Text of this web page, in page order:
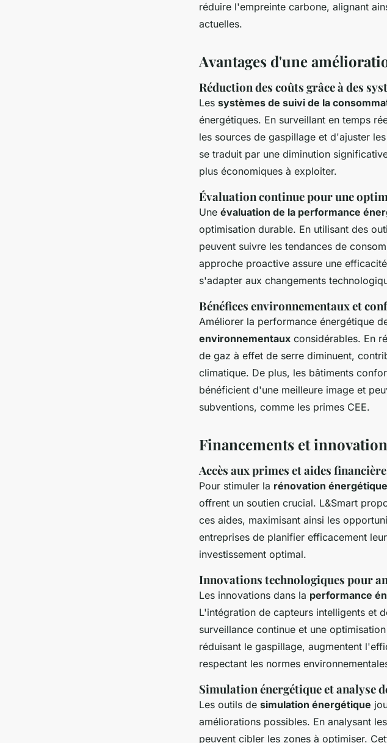
réduire l'empreinte carbone, alignant
actuelles.
Avantages d'une
Réduction des coûts grâce à des
Les systèmes de suivi de la
énergétiques. En surveillant en temps
les sources de gaspillage et d'ajuster
se traduit par une diminution
plus économiques à exploiter.
Évaluation continue pour une
Une évaluation de la performance
optimisation durable. En utilisant des
peuvent suivre les tendances de
approche proactive assure une
s'adapter aux changements
Bénéfices environnementaux et
Améliorer la performance énergétique
environnementaux considérables. En
de gaz à effet de serre diminuent,
climatique. De plus, les bâtiments
bénéficient d'une meilleure image et
subventions, comme les primes CEE.
Financements et
Accès aux primes et aides
Pour stimuler la rénovation énergétique
offrent un soutien crucial. L&Smart
ces aides, maximisant ainsi les
entreprises de planifier efficacement
investissement optimal.
Innovations technologiques pour
Les innovations dans la performance
L'intégration de capteurs intelligents et
surveillance continue et une
réduisant le gaspillage, augmentent
respectant les normes
Simulation énergétique et analyse
Les outils de simulation énergétique
améliorations possibles. En analysant
peuvent cibler les zones à optimiser.